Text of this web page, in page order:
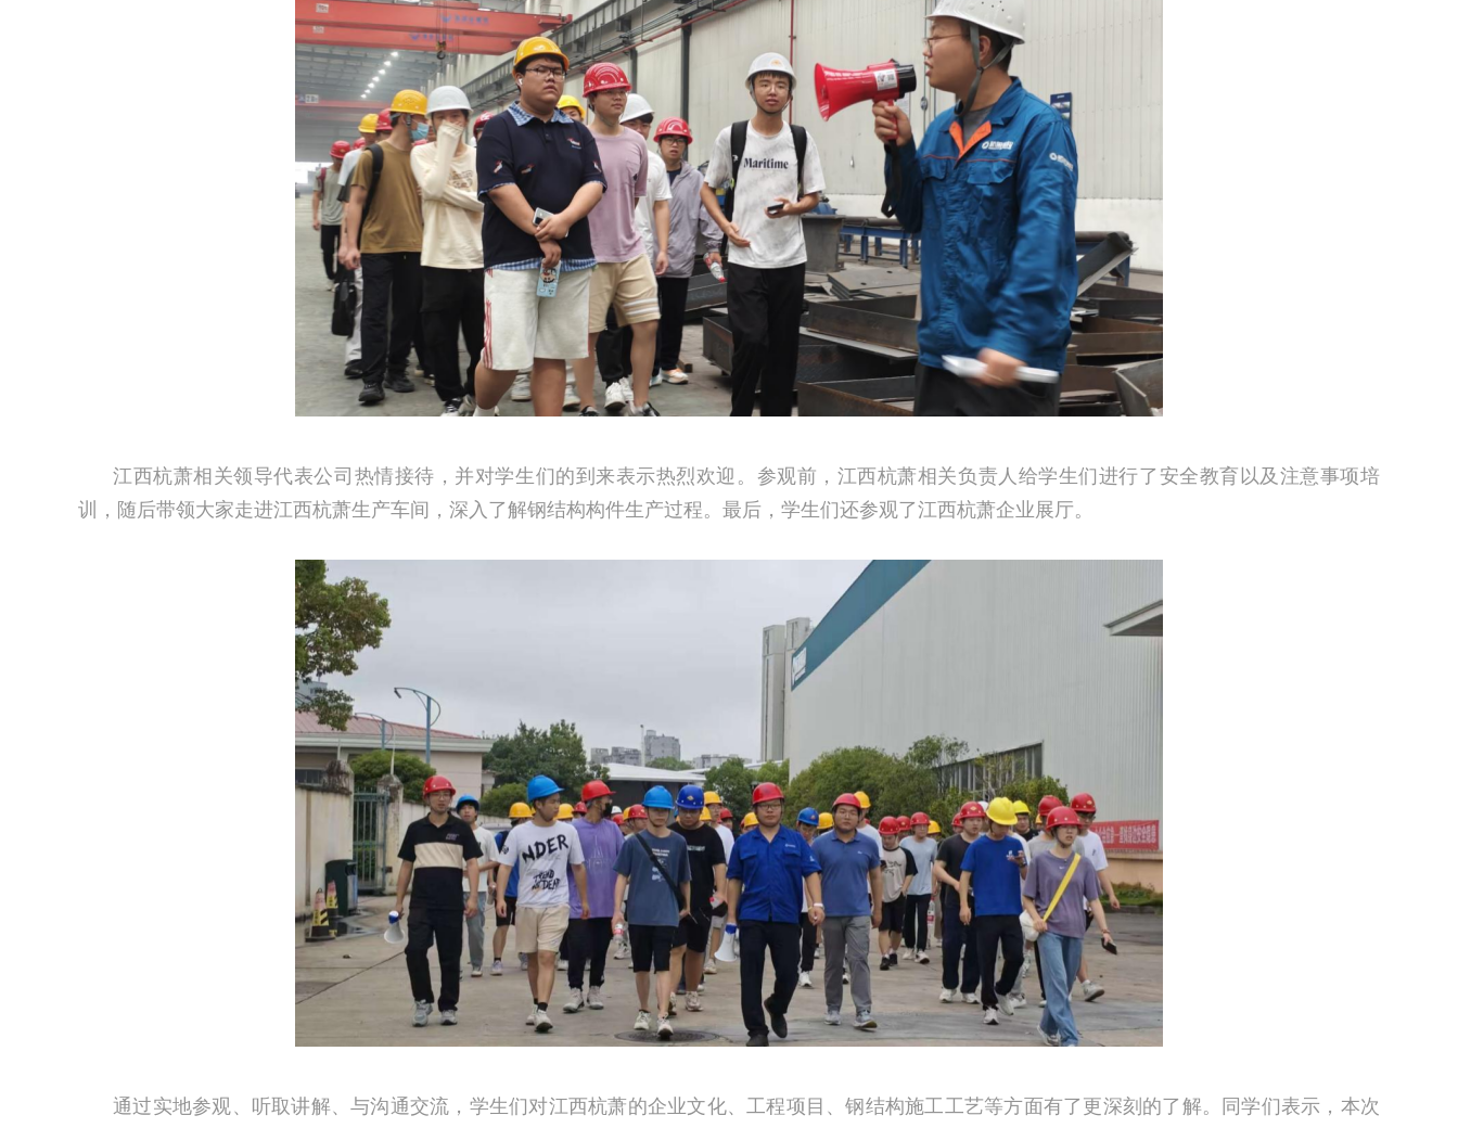
江西杭萧相关领导代表公司热情接待，并对学生们的到来表示热烈欢迎。参观前，江西杭萧相关负责人给学生们进行了安全教育以及注意事项培
训，随后带领大家走进江西杭萧生产车间，深入了解钢结构构件生产过程。最后，学生们还参观了江西杭萧企业展厅。
通过实地参观、听取讲解、与沟通交流，学生们对江西杭萧的企业文化、工程项目、钢结构施工工艺等方面有了更深刻的了解。同学们表示，本次